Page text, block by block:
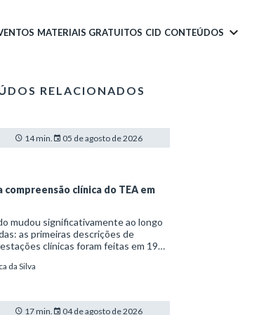
MATERIAIS GRATUITOS CID CONTEÚDOS
RELACIONADOS
14 min. 05 de agosto de 2026
compreensão clínica do TEA em
as primeiras descrições de
clínicas foram feitas em 1943
com dificuldad
da Silva
17 min. 04 de agosto de 2026